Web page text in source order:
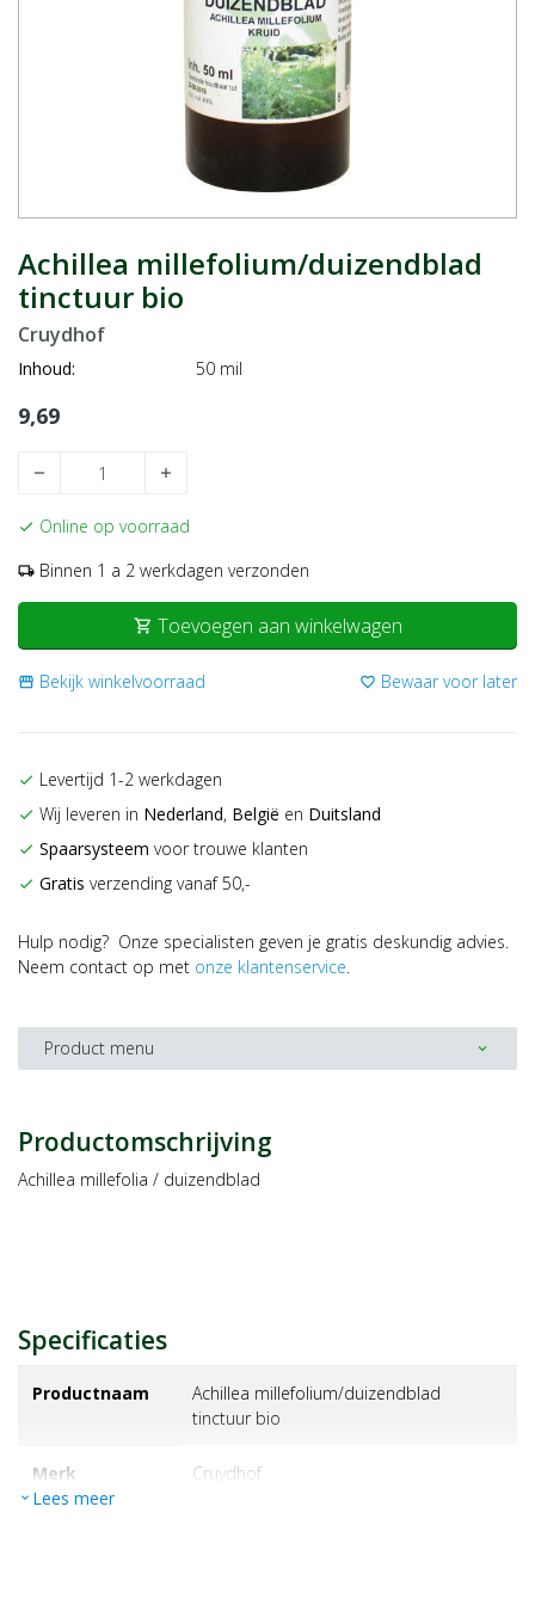
Achillea millefolium/duizendblad
tinctuur bio
Cruydhof
Inhoud: 50 mil
9,69
remove add
check Online op voorraad
local_shipping Binnen 1 a 2 werkdagen verzonden
shopping_cart Toevoegen aan winkelwagen
storefront Bekijk winkelvoorraad favorite_border Bewaar voor later
check Levertijd 1-2 werkdagen
check Wij leveren in Nederland, België en Duitsland
check Spaarsysteem voor trouwe klanten
check Gratis verzending vanaf 50,-
Hulp nodig? Onze specialisten geven je gratis deskundig advies.
Neem contact op met onze klantenservice.
Product menu expand_more
Productomschrijving
Achillea millefolia / duizendblad
Specificaties
Productnaam
Achillea millefolium/duizendblad
tinctuur bio
Merk cruydhof
expand_more Lees meer